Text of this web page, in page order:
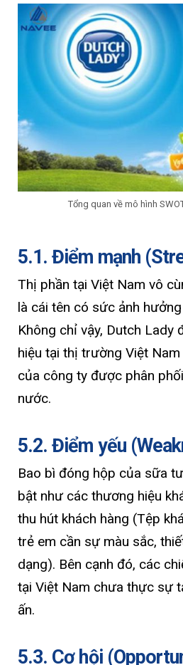
Tổng quan về mô hình
5.1. Điểm mạnh
Thị phần tại Việt Nam vô
là cái tên có sức ảnh
Không chỉ vậy, Dutch Lady
hiệu tại thị trường Việt
của công ty được phân
nước.
5.2. Điểm yếu
Bao bì đóng hộp của sữa
bật như các thương hiệu
thu hút khách hàng (Tệp
trẻ em cần sự màu sắc,
dạng). Bên cạnh đó, các
tại Việt Nam chưa thực sự
ấn.
5.3. Cơ hội